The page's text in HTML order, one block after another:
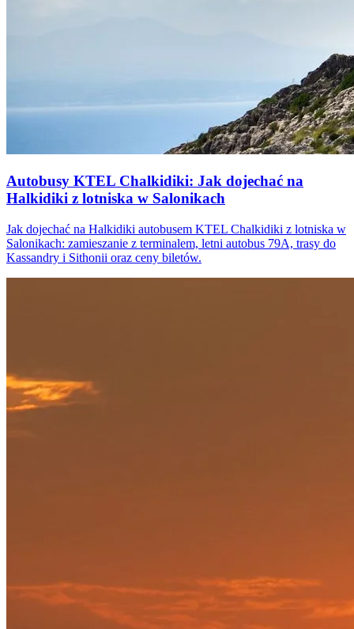
Autobusy KTEL Chalkidiki: Jak dojechać na
Halkidiki z lotniska w Salonikach
Jak dojechać na Halkidiki autobusem KTEL Chalkidiki z lotniska w
Salonikach: zamieszanie z terminalem, letni autobus 79A, trasy do
Kassandry i Sithonii oraz ceny biletów.